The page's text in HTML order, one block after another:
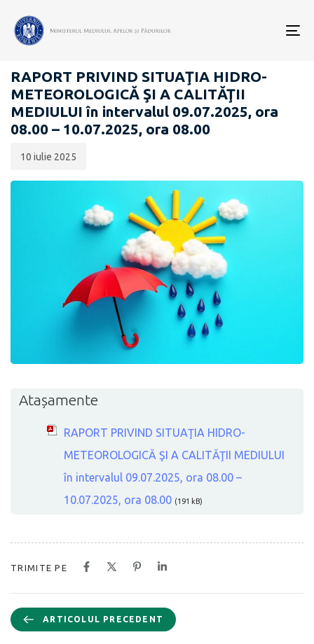
RAPOARTE ZILNICE STAREA MEDIULUI
RAPORT PRIVIND SITUAŢIA HIDRO-
METEOROLOGICĂ ŞI A CALITĂŢII
MEDIULUI în intervalul 09.07.2025, ora
08.00 – 10.07.2025, ora 08.00
publicării:
10 iulie 2025
Atașamente
RAPORT PRIVIND SITUAŢIA HIDRO-
METEOROLOGICĂ ŞI A CALITĂŢII MEDIULUI
în intervalul 09.07.2025, ora 08.00 –
10.07.2025, ora 08.00 (191 kB)
TRIMITE PE
ARTICOLUL PRECEDENT